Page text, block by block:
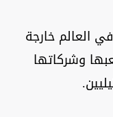
العالم خارجة
وشركاتها